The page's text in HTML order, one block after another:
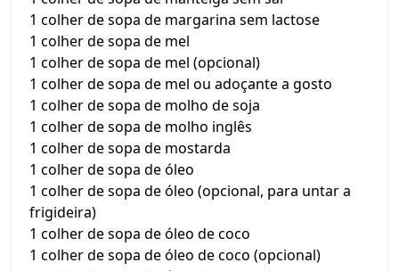
1 colher de sopa de margarina sem lactose
1 colher de sopa de mel
1 colher de sopa de mel (opcional)
1 colher de sopa de mel ou adoçante a gosto
1 colher de sopa de molho de soja
1 colher de sopa de molho inglês
1 colher de sopa de mostarda
1 colher de sopa de óleo
1 colher de sopa de óleo (opcional, para untar a
frigideira)
1 colher de sopa de óleo de coco
1 colher de sopa de óleo de coco (opcional)